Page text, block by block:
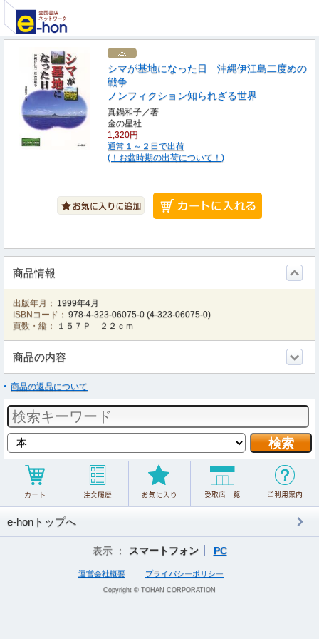
シマが基地になった日 沖縄伊江島二度めの
戦争
ノンフィクション知られざる世界
真鍋和子／著
金の星社
1,320円
通常１～２日で出荷
(！お盆時期の出荷について！)
商品情報
出版年月： 1999年4月
ISBNコード： 978-4-323-06075-0 (4-323-06075-0)
頁数・縦：
１５７Ｐ ２２ｃｍ
商品の内容
商品の返品について
e-honトップへ
表示 ： スマートフォン PC
運営会社概要 プライバシーポリシー
Copyright © TOHAN CORPORATION